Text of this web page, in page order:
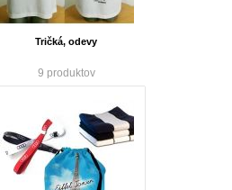
Tričká, odevy
9 produktov